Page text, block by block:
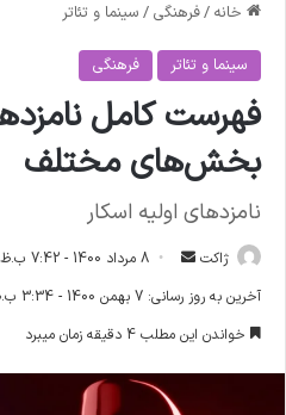
خانه /فرهنگی / سینما و تئاتر
سینما و تئاتر فرهنگی
فهرست کامل
بخش‌های مختلف
نامزد‌های اولیه اسکار
ژاکت
ارسال
ایمیل
8 مرداد 1400 - 7:42 ب.ظ
آخرین به روز رسانی: 7 بهمن 1400 - 3:34 ب.ظ
خواندن این مطلب 4 دقیقه زمان میبرد